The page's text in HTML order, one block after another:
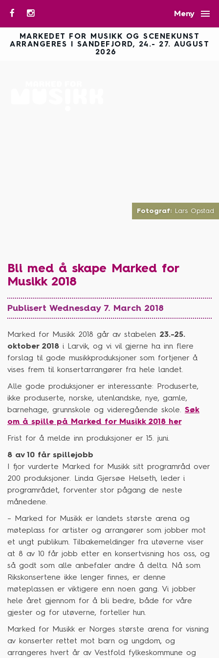
Meny 
MARKEDET FOR MUSIKK OG SCENEKUNST
ARRANGERES I SANDEFJORD, 24.- 27. AUGUST
2026
Fotograf: Lars Opstad
Bli med å skape Marked for
Musikk 2018
Publisert Wednesday 7. March 2018
Marked for Musikk 2018 går av stabelen 23.-25.
oktober 2018 i Larvik, og vi vil gjerne ha inn flere
forslag til gode musikkproduksjoner som fortjener å
vises frem til konsertarrangører fra hele landet.
Alle gode produksjoner er interessante: Produserte,
ikke produserte, norske, utenlandske, nye, gamle,
barnehage, grunnskole og videregående skole. Søk
om å spille på Marked for Musikk 2018 her
Frist for å melde inn produksjoner er 15. juni.
8 av 10 får spillejobb
I fjor vurderte Marked for Musikk sitt programråd over
200 produksjoner. Linda Gjersøe Helseth, leder i
programrådet, forventer stor pågang de neste
månedene.
– Marked for Musikk er landets største arena og
møteplass for artister og arrangører som jobber mot
et ungt publikum. Tilbakemeldinger fra utøverne viser
at 8 av 10 får jobb etter en konsertvisning hos oss, og
så godt som alle anbefaler andre å delta. Nå som
Rikskonsertene ikke lenger finnes, er denne
møteplassen er viktigere enn noen gang. Vi jobber
hele året gjennom for å bli bedre, både for våre
gjester og for utøverne, forteller hun.
Marked for Musikk er Norges største arena for visning
av konserter rettet mot barn og ungdom, og
arrangeres hvert år av Vestfold fylkeskommune og